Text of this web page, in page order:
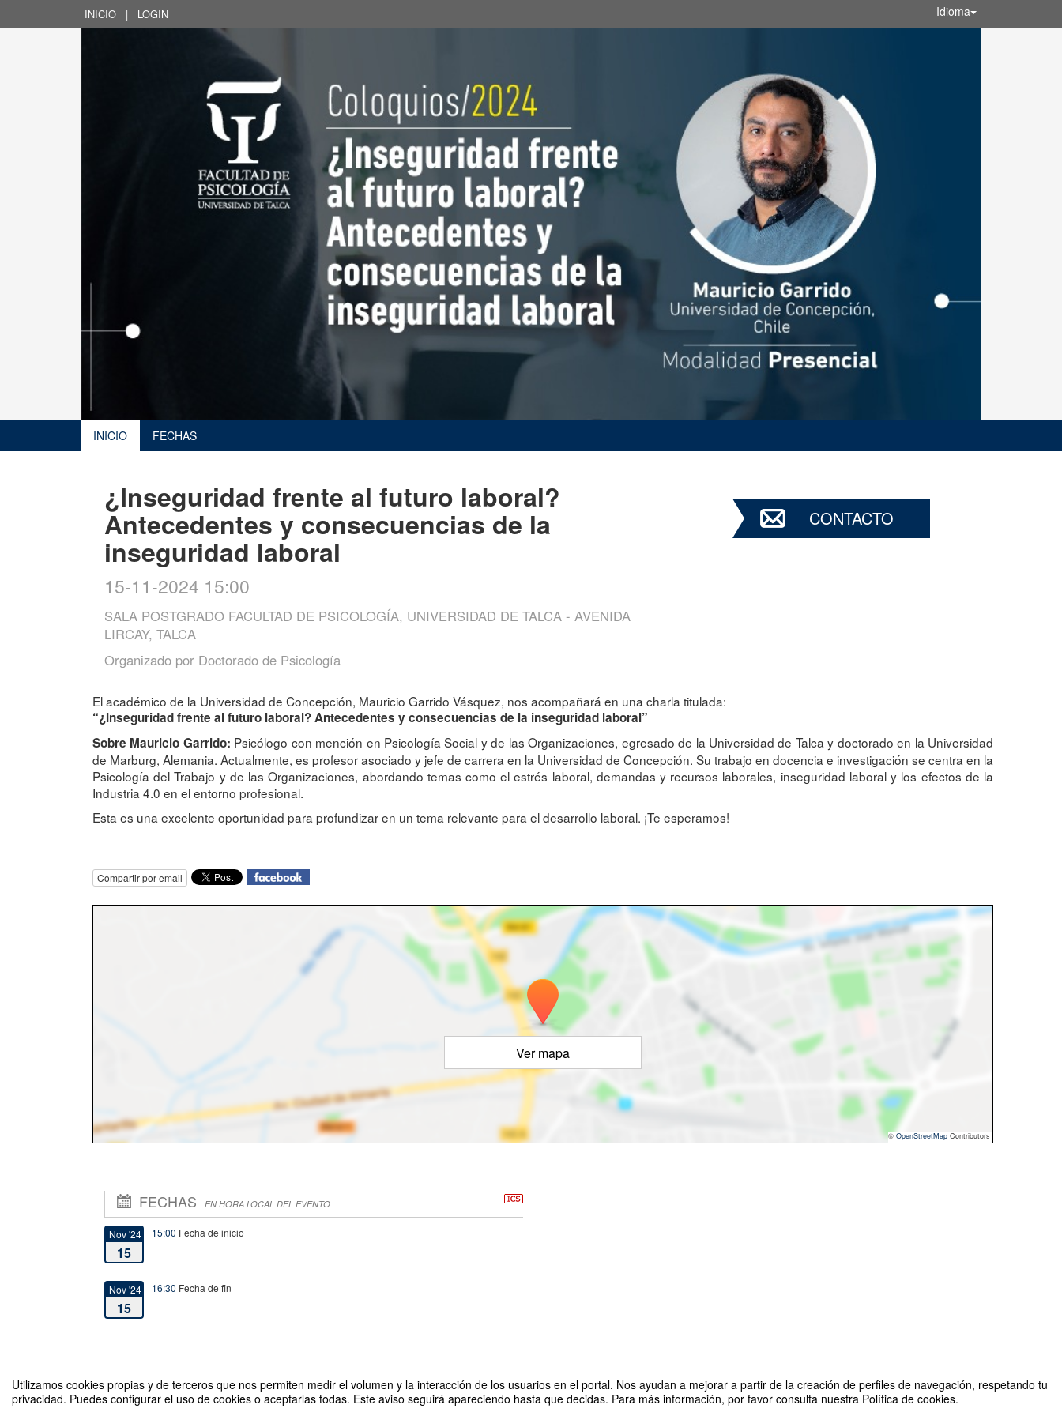
Utilizamos cookies propias y de terceros que nos permiten medir el volumen y la interacción de los usuarios en el portal. Nos ayudan a mejorar a partir de la creación de perfiles de navegación, respetando tu
privacidad. Puedes configurar el uso de cookies o aceptarlas todas. Este aviso seguirá apareciendo hasta que decidas. Para más información, por favor consulta nuestra Política de cookies.
INICIO | LOGIN Idioma
INICIO FECHAS
¿Inseguridad frente al futuro laboral?
Antecedentes y consecuencias de la
inseguridad laboral
15-11-2024 15:00
SALA POSTGRADO FACULTAD DE PSICOLOGÍA, UNIVERSIDAD DE TALCA - AVENIDA
LIRCAY, TALCA
Organizado por Doctorado de Psicología
CONTACTO
El académico de la Universidad de Concepción, Mauricio Garrido Vásquez, nos acompañará en una charla titulada:
“¿Inseguridad frente al futuro laboral? Antecedentes y consecuencias de la inseguridad laboral”
Sobre Mauricio Garrido: Psicólogo con mención en Psicología Social y de las Organizaciones, egresado de la Universidad de Talca y doctorado en la Universidad
de Marburg, Alemania. Actualmente, es profesor asociado y jefe de carrera en la Universidad de Concepción. Su trabajo en docencia e investigación se centra en la
Psicología del Trabajo y de las Organizaciones, abordando temas como el estrés laboral, demandas y recursos laborales, inseguridad laboral y los efectos de la
Industria 4.0 en el entorno profesional.
Esta es una excelente oportunidad para profundizar en un tema relevante para el desarrollo laboral. ¡Te esperamos!
Compartir por email
Ver mapa
© OpenStreetMap Contributors
FECHAS EN HORA LOCAL DEL EVENTO
Nov '24
15
15:00 Fecha de inicio
Nov '24
15
16:30 Fecha de fin
¿Inseguridad frente al futuro laboral? Antecedentes y consecuencias de la inseguridad laboral Organizado por Doctorado de Psicología